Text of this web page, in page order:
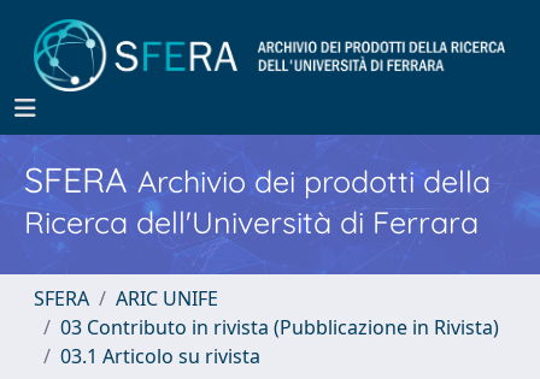
SFERA Archivio dei prodotti della
Ricerca dell'Università di Ferrara
SFERA
ARIC UNIFE
03 Contributo in rivista (Pubblicazione in Rivista)
03.1 Articolo su rivista